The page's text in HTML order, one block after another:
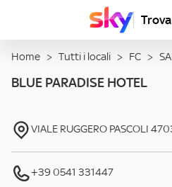
Home > Tutti i locali > FC >
BLUE PARADISE HOTEL
VIALE RUGGERO PASCOLI
+39 0541 331447